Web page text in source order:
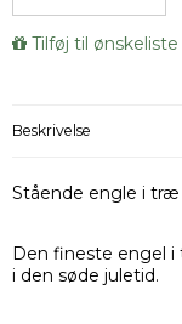
Tilføj til ønskeliste
Beskrivelse
Stående engle i træ
Den fineste engel
i den søde juletid.